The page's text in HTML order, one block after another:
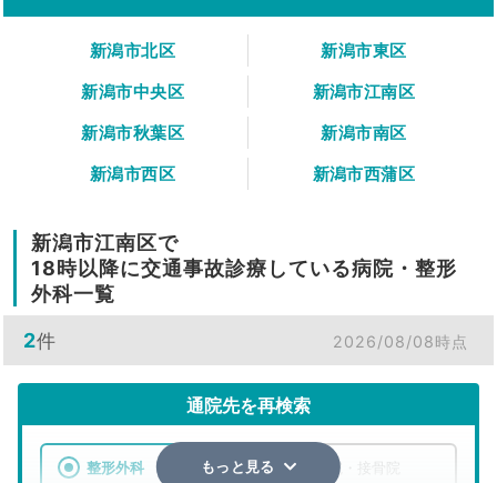
新潟市北区
新潟市東区
新潟市中央区
新潟市江南区
新潟市秋葉区
新潟市南区
新潟市西区
新潟市西蒲区
新潟市江南区で
18時以降に交通事故診療している病院・整形
外科一覧
2件 2026/08/08時点
通院先を再検索
整形外科 整骨院・接骨院
もっと見る